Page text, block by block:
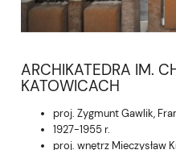
ARCHIKATEDRA IM.
KATOWICACH
proj. Zygmunt Gawlik,
1927-1955 r.
proj. wnętrz Mieczysław